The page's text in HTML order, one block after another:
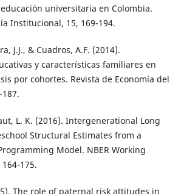
universitaria en Colombia.
Institucional, 15, 169-194.
J.J., & Cuadros, A.F. (2014).
y características familiares en
por cohortes. Revista de Economía del
L. K. (2016). Intergenerational Long
Structural Estimates from a
Model. NBER Working
175.
The role of paternal risk attitudes in